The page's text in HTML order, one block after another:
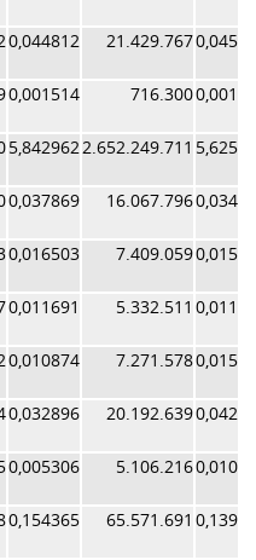
0,044812 21.429.767
0,001514 716.300
5,8429622.652.249.711
0,037869 16.067.796
0,016503 7.409.059
0,011691 5.332.511
0,010874 7.271.578
0,032896 20.192.639
0,005306 5.106.216
0,154365 65.571.691